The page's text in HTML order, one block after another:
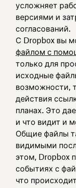
усложняет
версиями и
согласований.
С Dropbox вы
файлом с
только для
исходные
возможности,
действия
планах. Это
и что видит и
Общие файлы
видимыми
этом, Dropbox
событиях с
что